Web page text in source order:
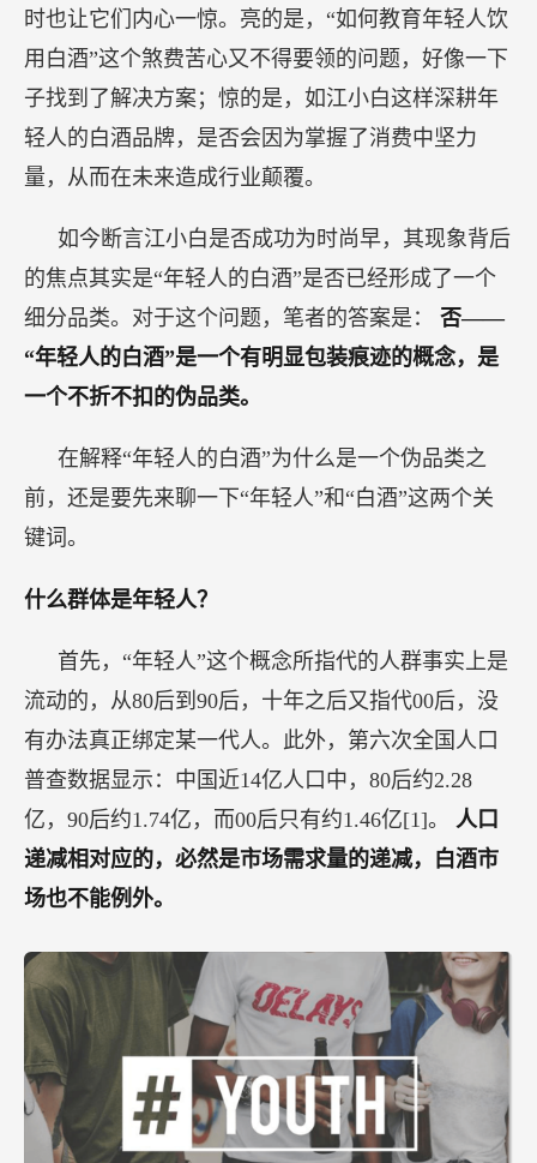
时也让它们内心一惊。亮的是，“如何教育年轻人饮
用白酒”这个煞费苦心又不得要领的问题，好像一下
子找到了解决方案；惊的是，如江小白这样深耕年
轻人的白酒品牌，是否会因为掌握了消费中坚力
量，从而在未来造成行业颠覆。
如今断言江小白是否成功为时尚早，其现象背后
的焦点其实是“年轻人的白酒”是否已经形成了一个
细分品类。对于这个问题，笔者的答案是： 否——
“年轻人的白酒”是一个有明显包装痕迹的概念，是
一个不折不扣的伪品类。
在解释“年轻人的白酒”为什么是一个伪品类之
前，还是要先来聊一下“年轻人”和“白酒”这两个关
键词。
什么群体是年轻人？
首先，“年轻人”这个概念所指代的人群事实上是
流动的，从80后到90后，十年之后又指代00后，没
有办法真正绑定某一代人。此外，第六次全国人口
普查数据显示：中国近14亿人口中，80后约2.28
亿，90后约1.74亿，而00后只有约1.46亿[1]。 人口
递减相对应的，必然是市场需求量的递减，白酒市
场也不能例外。